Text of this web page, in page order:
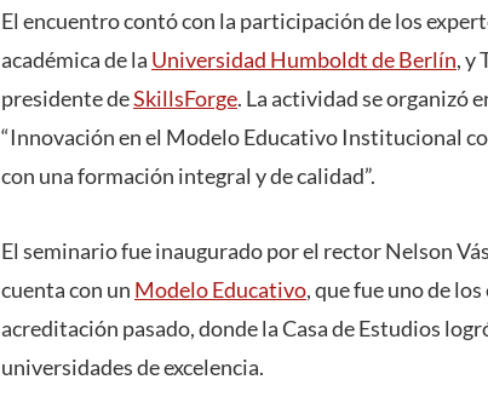
El encuentro contó con la participación de los
académica de la Universidad Humboldt de Berlín, y
presidente deSkillsForge. La actividad se organizó
“Innovación en el Modelo Educativo Institucional
con una formación integral y de calidad”.
El seminario fue inaugurado por el rector Nelson
cuenta con un Modelo Educativo, que fue uno de
acreditación pasado, donde la Casa de Estudios
universidades de excelencia.